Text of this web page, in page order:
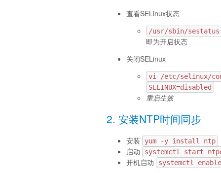
查看SELinux状态
/usr/sbin/
即为开启状态
关闭SELinux
vi /etc/selinux/
SELINUX=disabled
重启生效
2. 安装NTP时间同步
安装 yum -y install ntp
启动 systemctl start
开机启动 systemctl